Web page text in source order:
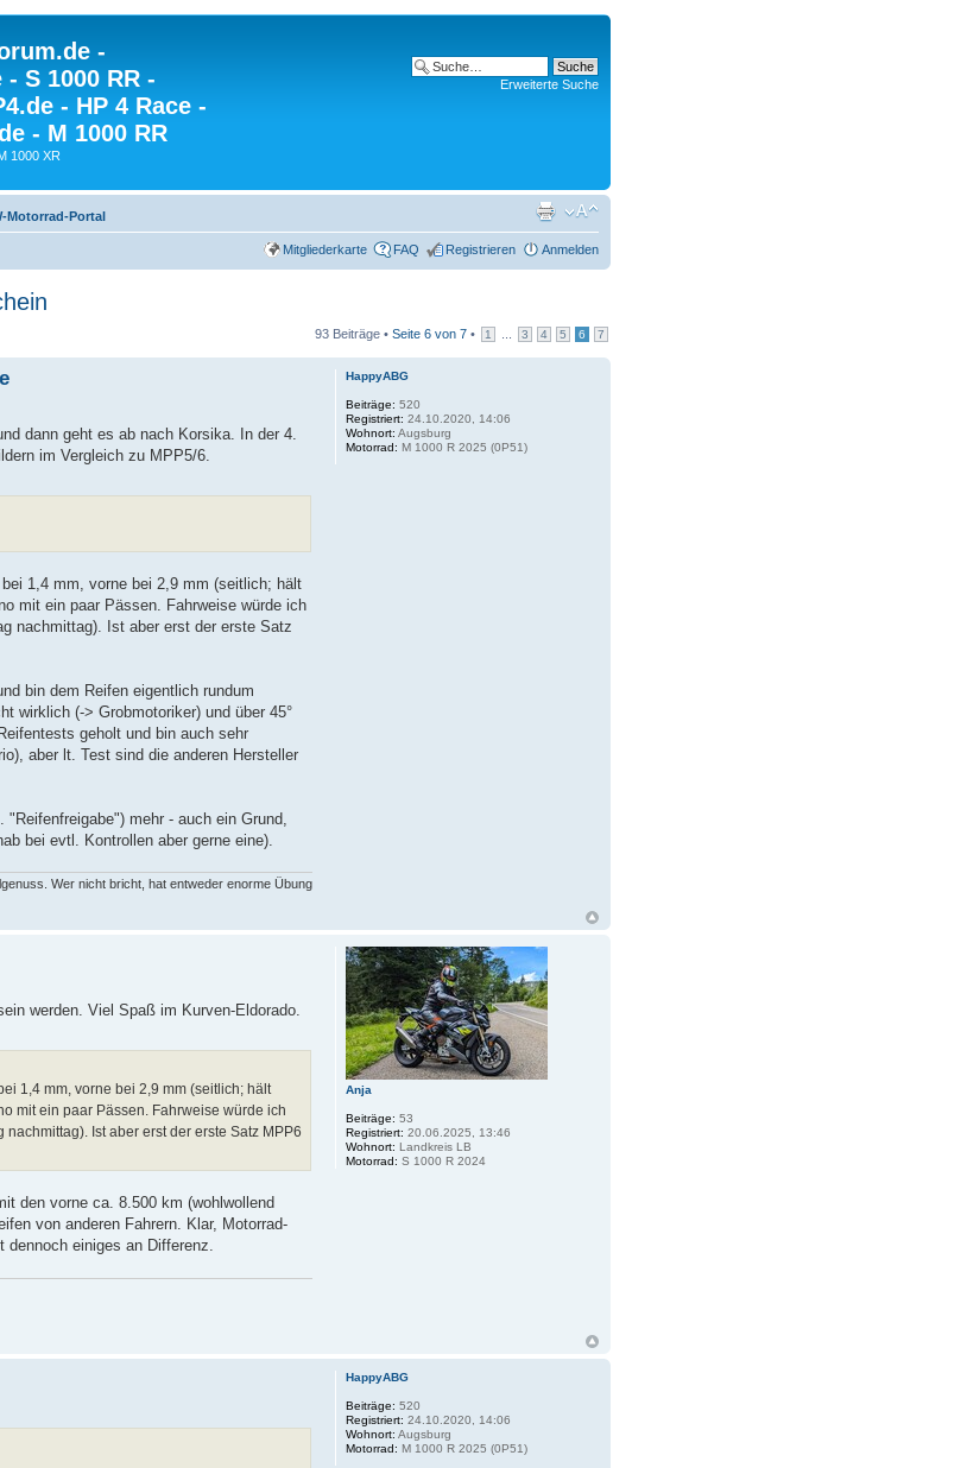
-
S 1000 RR -
- HP 4 Race -
- M 1000 RR
1000 XR
Erweiterte Suche
Motorrad-Portal
Mitgliederkarte FAQ Registrieren Anmelden
93 Beiträge • Seite 6 von 7 • 1 3 4 5 6 7
dann geht es ab nach Korsika. In der 4.
im Vergleich zu MPP5/6.
1,4 mm, vorne bei 2,9 mm (seitlich; hält
mit ein paar Pässen. Fahrweise würde ich
nachmittag). Ist aber erst der erste Satz
bin dem Reifen eigentlich rundum
wirklich (-> Grobmotoriker) und über 45°
geholt und bin auch sehr
aber lt. Test sind die anderen Hersteller
mehr - auch ein Grund,
bei evtl. Kontrollen aber gerne eine).
Wer nicht bricht, hat entweder enorme Übung
HappyABG
Beiträge: 520
Registriert: 24.10.2020, 14:06
Wohnort: Augsburg
Motorrad: M 1000 R 2025 (0P51)
werden. Viel Spaß im Kurven-Eldorado.
1,4 mm, vorne bei 2,9 mm (seitlich; hält
mit ein paar Pässen. Fahrweise würde ich
Ist aber erst der erste Satz MPP6
den vorne ca. 8.500 km (wohlwollend
von anderen Fahrern. Klar, Motorrad-
dennoch einiges an Differenz.
Anja
Beiträge: 53
Registriert: 20.06.2025, 13:46
Wohnort: Landkreis LB
Motorrad: S 1000 R 2024
HappyABG
Beiträge: 520
Registriert: 24.10.2020, 14:06
Wohnort: Augsburg
Motorrad: M 1000 R 2025 (0P51)